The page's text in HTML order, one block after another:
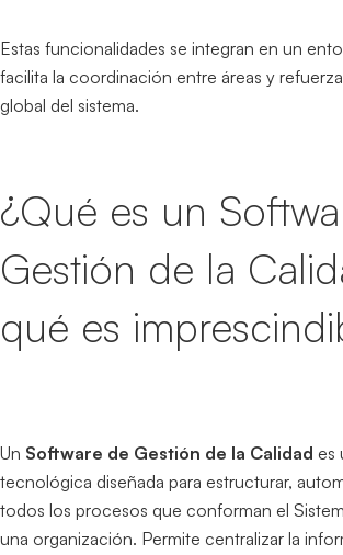
Estas funcionalidades se integran en un
facilita la coordinación entre áreas y
global del sistema.
¿Qué es un
Gestión de la
qué es
Un Software de Gestión de la Calidad es
tecnológica diseñada para estructurar,
todos los procesos que conforman el
una organización. Permite centralizar la